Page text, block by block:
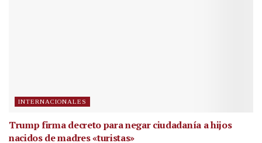
INTERNACIONALES
Trump firma decreto para negar ciudadanía a hijos
nacidos de madres «turistas»